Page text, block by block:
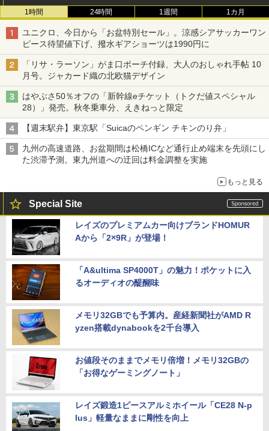
1時間 24時間 1週間 1カ月
ユニクロ、今日から「お盆特別セール」。涼感シアサッカーワン
ピース待望値下げ、撥水ギアショーツは1990円に
「リサ・ラーソン」がま口ポーチ付録、大人のおしゃれ手帖 10
月号。ジャカード織の北欧猫デザイン
はやぶさ50％オフの「新幹線eチケット（トクだ値スペシャル
28）」発売。秋冬乗車分、えきねっと限定
【週末駅弁】東京駅「Suicaのペンギン チキンのり弁」
九州の高速道路、お盆期間は松橋ICなど通行止め端末を先頭にし
た渋滞予測。東九州道への迂回は料金調整を実施
もっと見る
Special Site
レイズのプレミアムカー向けブランドHOMUR
Aから「2×9R」が登場！
「A&ultima SP4000T」の魅力！ポケットに入
るオーディオの醍醐味
メモリ32GBでも予算内。産経新聞社がAMD R
yzen搭載dynabookを2千台導入
お値段そのままでメモリ倍増！メモリ32GBの
「お得なゲーミングノート」
レイズ鍛造1ピースアルミホイール「CE28 N-p
lus」軽量なままに剛性を向上